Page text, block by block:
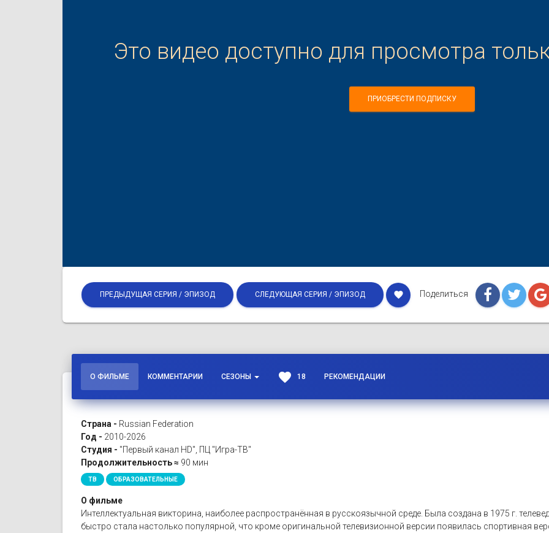
Это видео доступно для просмотра
ПРИОБРЕСТИ ПОДПИСКУ
ПРЕДЫДУЩАЯ СЕРИЯ / ЭПИЗОД СЛЕДУЮЩАЯ СЕРИЯ / ЭПИЗОД favorite Поделиться
О ФИЛЬМЕ КОММЕНТАРИИ СЕЗОНЫ favorite 18 РЕКОМЕНДАЦИИ
Страна - Russian Federation
Год - 2010-2026
Студия - "Первый канал HD", ПЦ "Игра-ТВ"
Продолжительность ≈ 90 мин
ТВ ОБРАЗОВАТЕЛЬНЫЕ
О фильме
Интеллектуальная викторина, наиболее распространённая в русскоязычной среде. Была создана в 1975 г.
быстро стала настолько популярной, что кроме оригинальной телевизионной версии появилась спортивная